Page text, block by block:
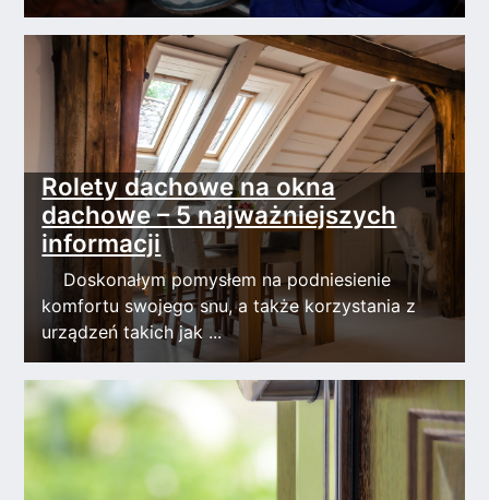
Rolety dachowe na okna
dachowe – 5 najważniejszych
informacji
Doskonałym pomysłem na podniesienie
komfortu swojego snu, a także korzystania z
urządzeń takich jak ...